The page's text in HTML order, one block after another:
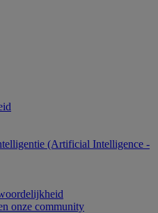
(Artificial Intelligence -
onze community